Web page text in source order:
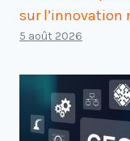
sur l’innovation
5 août 2026